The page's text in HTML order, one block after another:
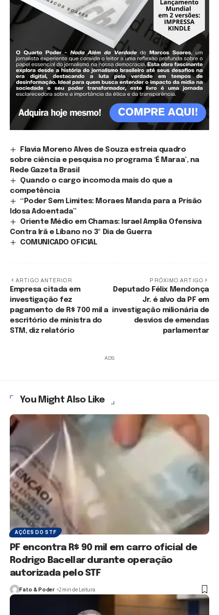
Flavia Moreno Alves de Souza estreia quadro
sobre ciência e pesquisa no programa ‘É Maraa’, na
Rede Gazeta Brasil
Quando o cargo incomoda mais do que a
competência
“Poder Sem Limites: Moraes Manda para a Prisão
Idosa Adoentada”
Oriente Médio em Chamas: Israel Amplia Ofensiva
Contra Irã e Líbano no 3º Dia de Guerra
COMUNICADO OFICIAL
ARTIGO ANTERIOR
Empresa citada em
investigação fez
pagamento de R$ 700 mil a
escritório de ministra do
STM, diz relatório
PRÓXIMO ARTIGO
Deputado Félix Mendonça
Jr. é alvo da PF em
investigação milionária de
desvios de emendas
parlamentar
ADS
You Might Also Like
AÇÕES DO STF
PF encontra R$ 90 mil em carro oficial de
Rodrigo Bacellar durante operação
autorizada pelo STF
Fato & Poder 2 min de Leitura